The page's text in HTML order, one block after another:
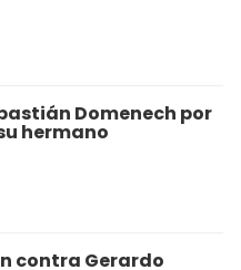
Domenech por
hermano
contra Gerardo